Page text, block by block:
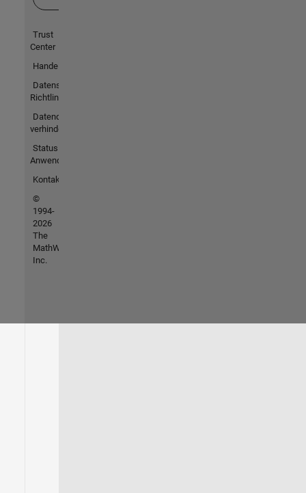
Trust
Center
Handelsmarken
Datenschutz-
Richtlinien
Datendiebstahl
verhindern
Status von
Anwendungen
Kontakt
©
1994-
2026
The
MathWorks,
Inc.